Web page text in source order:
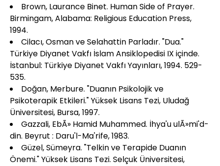
Brown, Laurance Binet. Human Side of Prayer.
Birmingam, Alabama: Religious Education Press,
1994.
Cilacı, Osman ve Selahattin Parladır. "Dua."
Türkiye Diyanet Vakfı İslam Ansiklopedisi IX içinde.
İstanbul: Türkiye Diyanet Vakfı Yayınları, 1994. 529-
535.
Doğan, Merbure. "Duanın Psikolojik ve
Psikoterapik Etkileri." Yüksek Lisans Tezi, Uludağ
Üniversitesi, Bursa, 1997.
Gazzali, EbÃ» Hamid Muhammed. İhya'u ulÃ»mi'd-
din. Beyrut : Daru'l-Ma'rife, 1983.
Güzel, Sümeyra. "Telkin ve Terapide Duanın
Önemi." Yüksek Lisans Tezi. Selçuk Üniversitesi,